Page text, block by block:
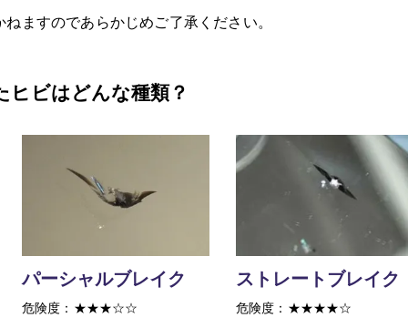
ますのであらかじめご了承ください。
ビはどんな種類？
パーシャルブレイク
危険度：★★★☆☆
ストレートブレイク
危険度：★★★★☆